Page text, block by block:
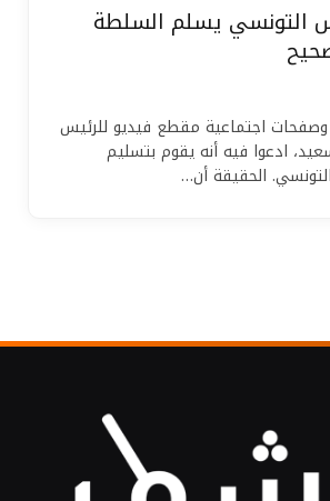
التونسي يسلم السلطة
اجتماعية مقطع فيديو للرئيس
ادعوا فيه أنه يقوم بتسليم
الحقيقة أن…